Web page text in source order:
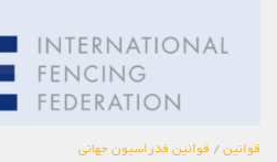
قوانین/قوانین فدراسیون جهانی